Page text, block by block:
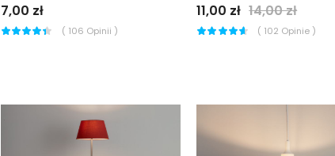
7,00 zł
( 106 Opinii )
11,00 zł 14,00 zł
( 102 Opinie )